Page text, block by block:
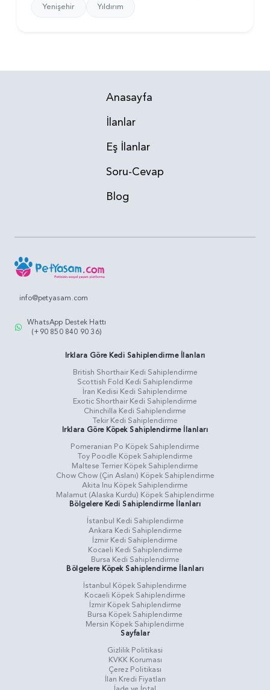
Yenişehir
Yıldırım
Anasayfa
İlanlar
Eş İlanlar
Soru-Cevap
Blog
info@petyasam.com
WhatsApp Destek Hattı
(+90 850 840 90 36)
Irklara Göre Kedi Sahiplendirme İlanları
British Shorthair Kedi Sahiplendirme
Scottish Fold Kedi Sahiplendirme
İran Kedisi Kedi Sahiplendirme
Exotic Shorthair Kedi Sahiplendirme
Chinchilla Kedi Sahiplendirme
Tekir Kedi Sahiplendirme
Irklara Göre Köpek Sahiplendirme İlanları
Pomeranian Po Köpek Sahiplendirme
Toy Poodle Köpek Sahiplendirme
Maltese Terrier Köpek Sahiplendirme
Chow Chow (Çin Aslanı) Köpek Sahiplendirme
Akita Inu Köpek Sahiplendirme
Malamut (Alaska Kurdu) Köpek Sahiplendirme
Bölgelere Kedi Sahiplendirme İlanları
İstanbul Kedi Sahiplendirme
Ankara Kedi Sahiplendirme
İzmir Kedi Sahiplendirme
Kocaeli Kedi Sahiplendirme
Bursa Kedi Sahiplendirme
Bölgelere Köpek Sahiplendirme İlanları
İstanbul Köpek Sahiplendirme
Kocaeli Köpek Sahiplendirme
İzmir Köpek Sahiplendirme
Bursa Köpek Sahiplendirme
Mersin Köpek Sahiplendirme
Sayfalar
Gizlilik Politikasi
KVKK Koruması
Çerez Politikası
İlan Kredi Fiyatları